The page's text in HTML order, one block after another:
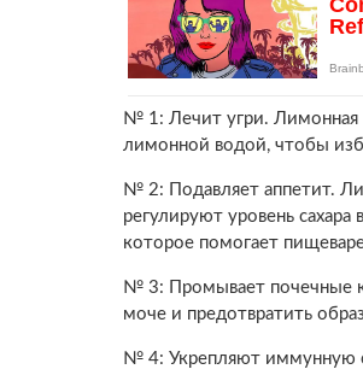
№ 1: Лечит угри. Лимонная
лимонной водой, чтобы
№ 2: Подавляет аппетит.
регулируют уровень
которое помогает
№ 3: Промывает почечные
моче и предотвратить
№ 4: Укрепляют иммунную